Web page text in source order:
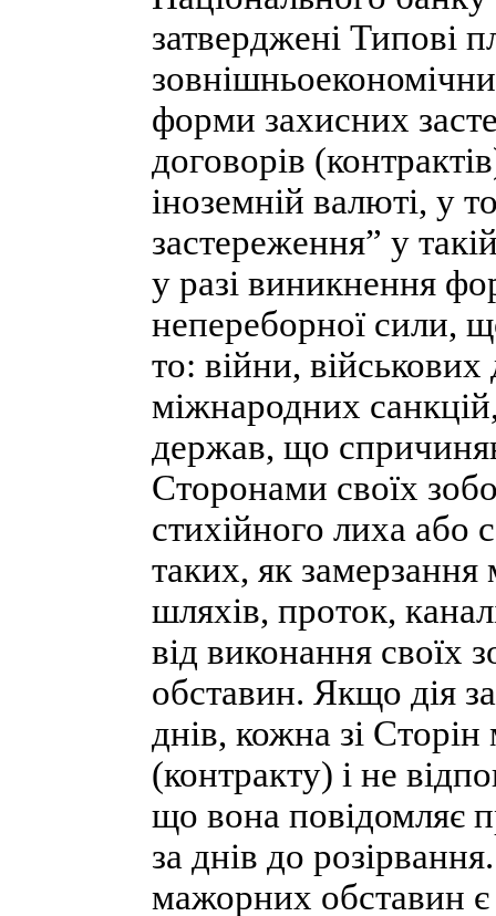
затверджені Типові
форми захисних
договорів
іноземній валюті, у
застереження” у
у разі виникнення
непереборної сили,
то: війни,
міжнародних
держав, що
Сторонами своїх
стихійного лиха
таких, як
шляхів, проток,
від виконання своїх
обставин. Якщо дія
днів, кожна зі
(контракту) і не
що вона повідомляє
за днів до
мажорних обставин